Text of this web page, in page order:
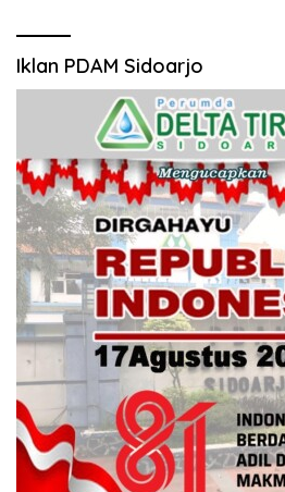
Iklan PDAM Sidoarjo